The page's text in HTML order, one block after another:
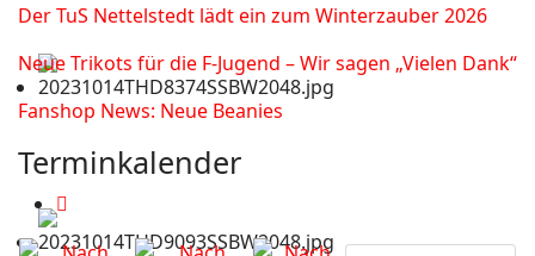
Der TuS Nettelstedt lädt ein zum Winterzauber 2026
Neue Trikots für die F-Jugend – Wir sagen „Vielen Dank“
Fanshop News: Neue Beanies
Terminkalender